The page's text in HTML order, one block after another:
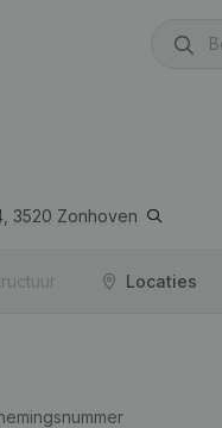
3520 Zonhoven
Locaties